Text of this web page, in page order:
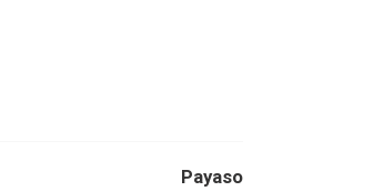
Payaso